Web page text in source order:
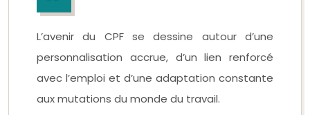
L’avenir du CPF se dessine autour d’une
personnalisation accrue, d’un lien renforcé
avec l’emploi et d’une adaptation constante
aux mutations du monde du travail.